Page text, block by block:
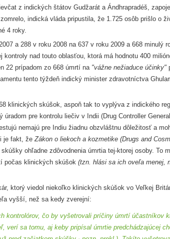
z indických štátov Gudžarát a Ándhrapradéš,
indická vláda pripustila, že 1.725 osôb prišlo o
4 roky.
a 288 v roku 2008 na 637 v roku 2009 a 668 minulý
kontroly nad touto oblasťou, ktorá má hodnotu 400
22 prípadom zo 668 úmrtí na "vážne nežiaduce účinky"
tento týždeň indický minister zdravotníctva
skúšok, aspoň tak to vyplýva z indického
pre kontrolu liečiv v Indii (Drug Controller
nemajú pre Indiu žiadnu obzvláštnu dôležitosť a
je fakt, žeZákon o liekoch a kozmetike (Drugs and
ohľadne zdôvodnenia úmrtia tej-ktorej osoby. To
počas klinických skúšok (tzn. hlási sa ich oveľa menej,
ktorý viedol niekoľko klinických skúšok vo Veľkej
vyšší, než sa kedy zverejní:
kontrolórov, čo by vyšetrovali príčiny úmrtí účastníkov
verí sa tomu, aj keby pripísal úmrtie predchádzajúcej